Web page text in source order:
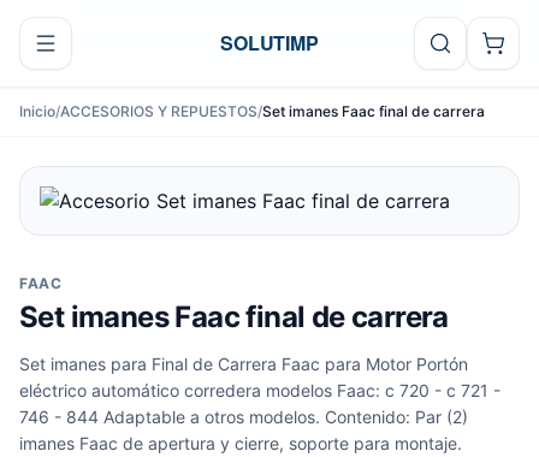
Ir al contenido
SOLUTIMP
Inicio/ACCESORIOS Y REPUESTOS/Set imanes Faac final de carrera
FAAC
Set imanes Faac final de carrera
Set imanes para Final de Carrera Faac para Motor Portón
eléctrico automático corredera modelos Faac: c 720 - c 721 -
746 - 844 Adaptable a otros modelos. Contenido: Par (2)
imanes Faac de apertura y cierre, soporte para montaje.